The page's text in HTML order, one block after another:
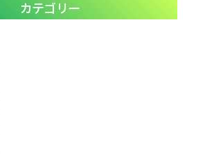
カテゴリー